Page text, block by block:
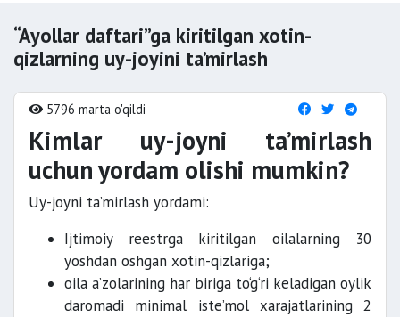
“Ayollar daftari”ga kiritilgan xotin-
qizlarning uy-joyini ta’mirlash
5796 marta o'qildi
Kimlar uy-joyni ta’mirlash
uchun yordam olishi mumkin?
Uy-joyni ta’mirlash yordami:
Ijtimoiy reestrga kiritilgan oilalarning 30
yoshdan oshgan xotin-qizlariga;
oila a’zolarining har biriga to‘g‘ri keladigan oylik
daromadi minimal iste’mol xarajatlarining 2